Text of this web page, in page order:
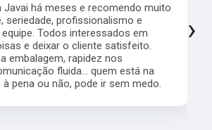
Javai há meses e recomendo muito
seriedade, profissionalismo e
Todos interessados em
e deixar o cliente satisfeito.
embalagem, rapidez nos
fluida... quem está na
à pena ou não, pode ir sem medo.
›